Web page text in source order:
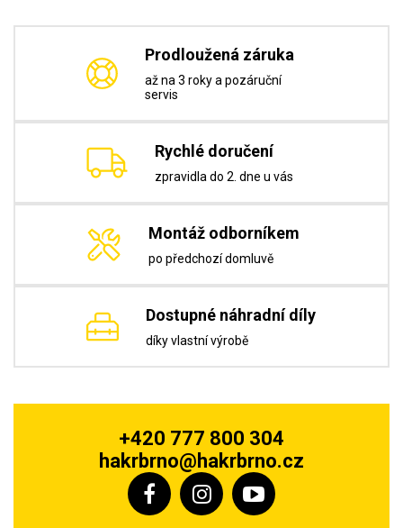
Prodloužená záruka
až na 3 roky a pozáruční
servis
Rychlé doručení
zpravidla do 2. dne u vás
Montáž odborníkem
po předchozí domluvě
Dostupné náhradní díly
díky vlastní výrobě
+420 777 800 304
hakrbrno@hakrbrno.cz